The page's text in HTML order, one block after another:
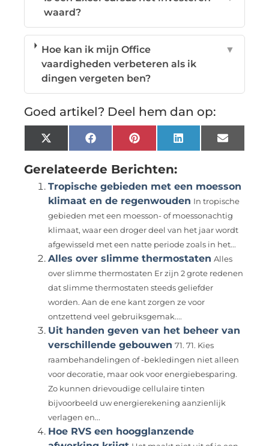
waard?
Hoe kan ik mijn Office
vaardigheden verbeteren als ik
dingen vergeten ben?
▼
Goed artikel? Deel hem dan op:
X
(Twitter)
FacebookPinterestLinkedInEmail
Gerelateerde Berichten:
Tropische gebieden met een moesson
klimaat en de regenwouden In tropische
gebieden met een moesson- of moessonachtig
klimaat, waar een droger deel van het jaar wordt
afgewisseld met een natte periode zoals in het...
Alles over slimme thermostaten Alles
over slimme thermostaten Er zijn 2 grote redenen
dat slimme thermostaten steeds geliefder
worden. Aan de ene kant zorgen ze voor
ontzettend veel gebruiksgemak....
Uit handen geven van het beheer van
verschillende gebouwen 71. 71. Kies
raambehandelingen of -bekledingen niet alleen
voor decoratie, maar ook voor energiebesparing.
Zo kunnen drievoudige cellulaire tinten
bijvoorbeeld uw energierekening aanzienlijk
verlagen en...
Hoe RVS een hoogglanzende